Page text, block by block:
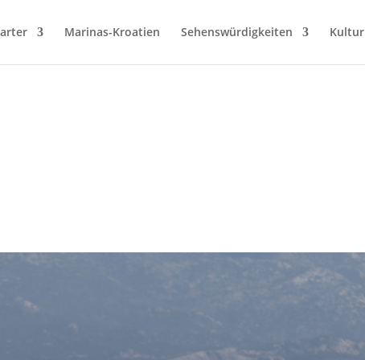
Marinas-Kroatien Sehenswürdigkeiten Kultur